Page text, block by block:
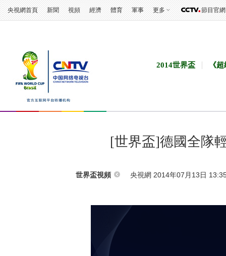
央視網首頁 新聞 視頻 經濟 體育 軍事 更多 節目官網
2014世界盃 《
[世界盃]德國全隊
世界盃視頻 央視網 2014年07月13日